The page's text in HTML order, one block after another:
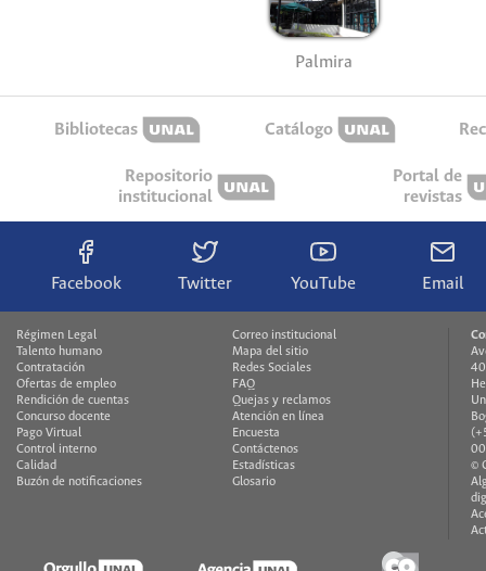
Palmira
Bibliotecas Catálogo
Repositorio
institucional
Portal de
revistas
Facebook Twitter YouTube Email
Régimen Legal
Talento humano
Contratación
Ofertas de empleo
Rendición de cuentas
Concurso docente
Pago Virtual
Control interno
Calidad
Buzón de notificaciones
Correo institucional
Mapa del sitio
Redes Sociales
FAQ
Quejas y reclamos
Atención en línea
Encuesta
Contáctenos
Estadísticas
Glosario
©